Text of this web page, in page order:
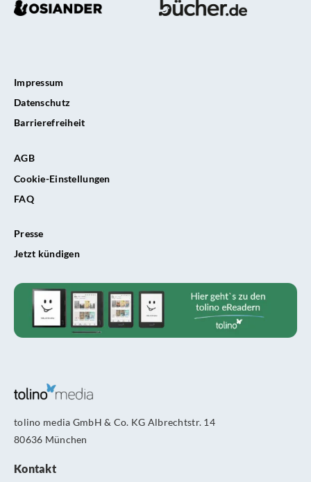
Impressum
Datenschutz
Barrierefreiheit
AGB
Cookie-Einstellungen
FAQ
Presse
Jetzt kündigen
tolino media GmbH & Co. KG Albrechtstr. 14
80636 München
Kontakt